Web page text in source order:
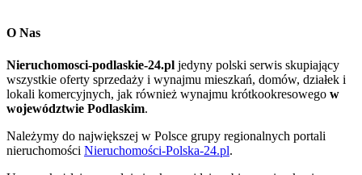
O Nas
Nieruchomosci-podlaskie-24.pl jedyny polski serwis skupiający
wszystkie oferty sprzedaży i wynajmu mieszkań, domów, działek i
lokali komercyjnych, jak również wynajmu krótkookresowego w
województwie Podlaskim.
Należymy do największej w Polsce grupy regionalnych portali
nieruchomości Nieruchomości-Polska-24.pl.